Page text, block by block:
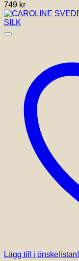
749 kr
Lägg till i önskelistan!